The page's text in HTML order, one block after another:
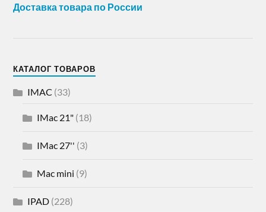
Доставка товара по России
КАТАЛОГ ТОВАРОВ
IMAC (33)
IMac 21" (18)
IMac 27'' (3)
Mac mini (9)
IPAD (228)